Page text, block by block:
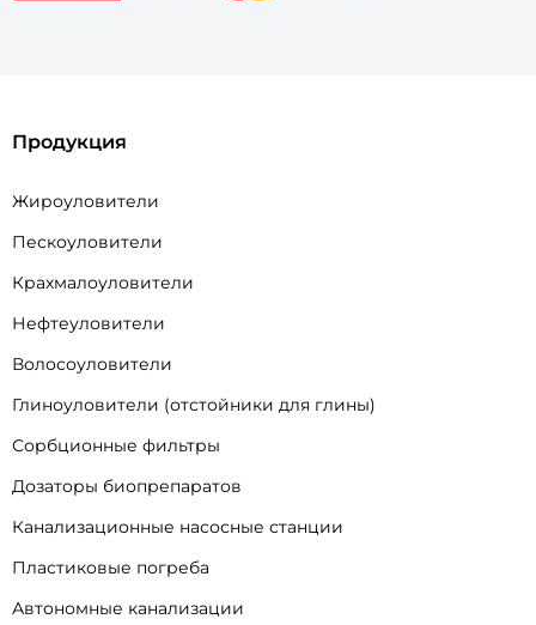
Продукция
Жироуловители
Пескоуловители
Крахмалоуловители
Нефтеуловители
Волосоуловители
Глиноуловители (отстойники для глины)
Сорбционные фильтры
Дозаторы биопрепаратов
Канализационные насосные станции
Пластиковые погреба
Автономные канализации